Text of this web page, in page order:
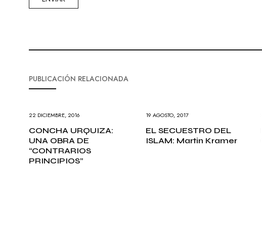
PUBLICACIÓN RELACIONADA
22 DICIEMBRE, 2016
CONCHA URQUIZA:
UNA OBRA DE
“CONTRARIOS
PRINCIPIOS”
19 AGOSTO, 2017
EL SECUESTRO DEL
ISLAM: Martin Kramer